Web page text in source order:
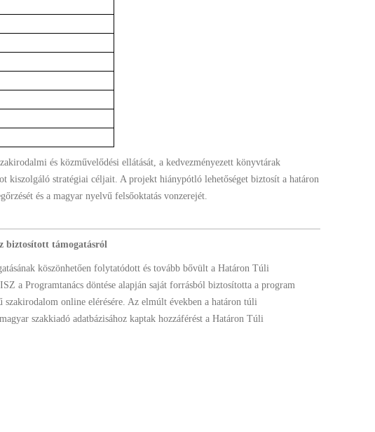
és közművelődési ellátását, a kedvezményezett könyvtárak
kiszolgáló stratégiai céljait. A projekt hiánypótló lehetőséget biztosít a határon
és a magyar nyelvű felsőoktatás vonzerejét.
biztosított támogatásról
köszönhetően folytatódott és tovább bővült a Határon Túli
a Programtanács döntése alapján saját forrásból biztosította a program
online elérésére. Az elmúlt években a határon túli
szakkiadó adatbázisához kaptak hozzáférést a Határon Túli